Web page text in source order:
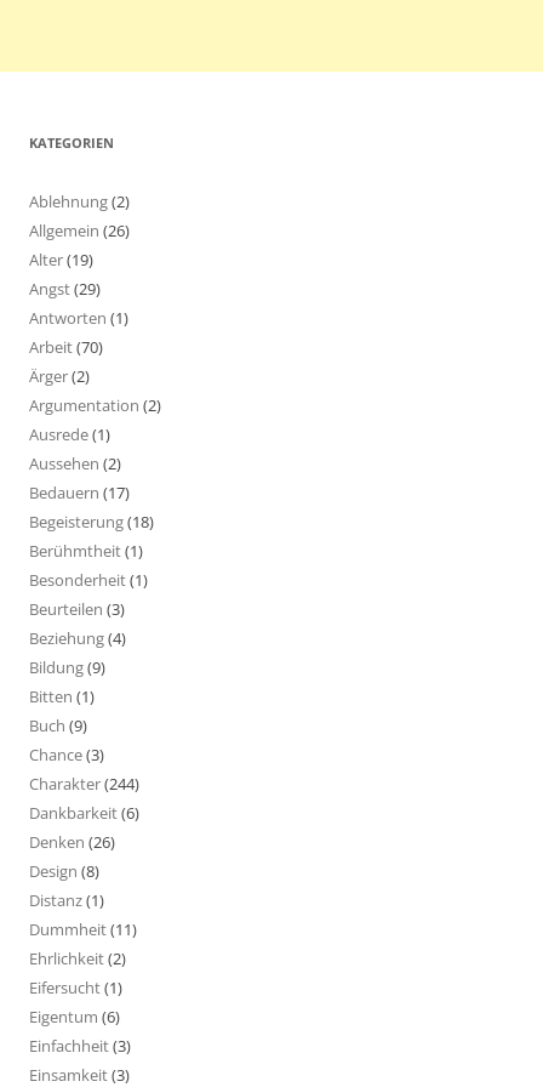
KATEGORIEN
Ablehnung(2)
Allgemein (26)
Alter(19)
Angst(29)
Antworten (1)
Arbeit(70)
Ärger(2)
Argumentation (2)
Ausrede(1)
Aussehen (2)
Bedauern (17)
Begeisterung(18)
Berühmtheit(1)
Besonderheit(1)
Beurteilen (3)
Beziehung(4)
Bildung(9)
Bitten (1)
Buch (9)
Chance(3)
Charakter(244)
Dankbarkeit(6)
Denken (26)
Design (8)
Distanz(1)
Dummheit(11)
Ehrlichkeit(2)
Eifersucht(1)
Eigentum (6)
Einfachheit(3)
Einsamkeit(3)